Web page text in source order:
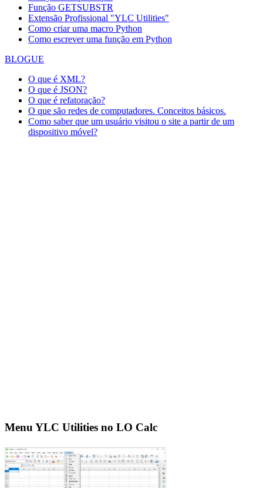
Função GETSUBSTR
Extensão Profissional "YLC Utilities"
Como criar uma macro Python
Como escrever uma função em Python
BLOGUE
O que é XML?
O que é JSON?
O que é refatoração?
O que são redes de computadores. Conceitos básicos.
Como saber que um usuário visitou o site a partir de um
dispositivo móvel?
Menu YLC Utilities no LO Calc